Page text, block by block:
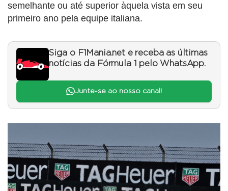
semelhante ou até superior àquela vista em seu
primeiro ano pela equipe italiana.
Siga o F1Mania.net e receba as últimas
notícias da Fórmula 1 pelo WhatsApp.
Junte-se ao nosso canal!